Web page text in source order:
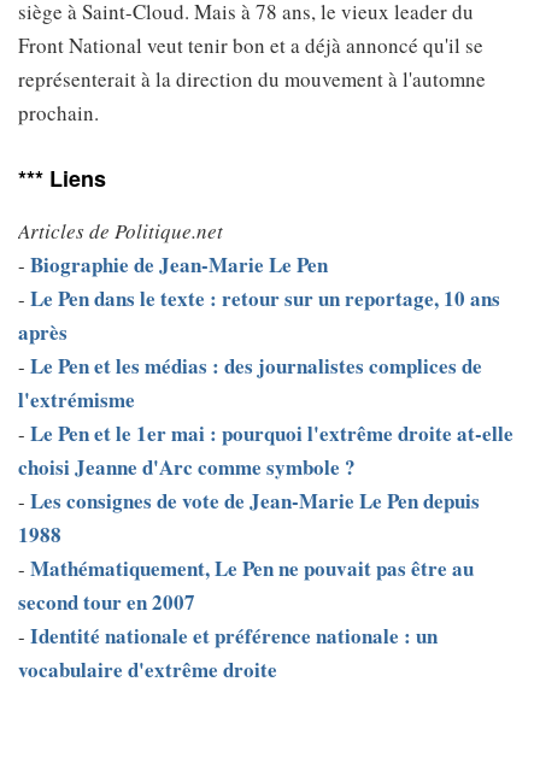
siège à Saint-Cloud. Mais à 78 ans, le vieux leader du
Front National veut tenir bon et a déjà annoncé qu'il se
représenterait à la direction du mouvement à l'automne
prochain.
*** Liens
Articles de Politique.net
- Biographie de Jean-Marie Le Pen
- Le Pen dans le texte : retour sur un reportage, 10 ans
après
- Le Pen et les médias : des journalistes complices de
l'extrémisme
- Le Pen et le 1er mai : pourquoi l'extrême droite at-elle
choisi Jeanne d'Arc comme symbole ?
- Les consignes de vote de Jean-Marie Le Pen depuis
1988
- Mathématiquement, Le Pen ne pouvait pas être au
second tour en 2007
- Identité nationale et préférence nationale : un
vocabulaire d'extrême droite